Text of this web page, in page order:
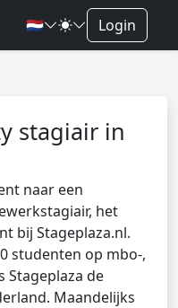
🇳🇱 Login
stagiair in
naar een
het
bij Stageplaza.nl.
studenten op mbo-,
Stageplaza de
Maandelijks